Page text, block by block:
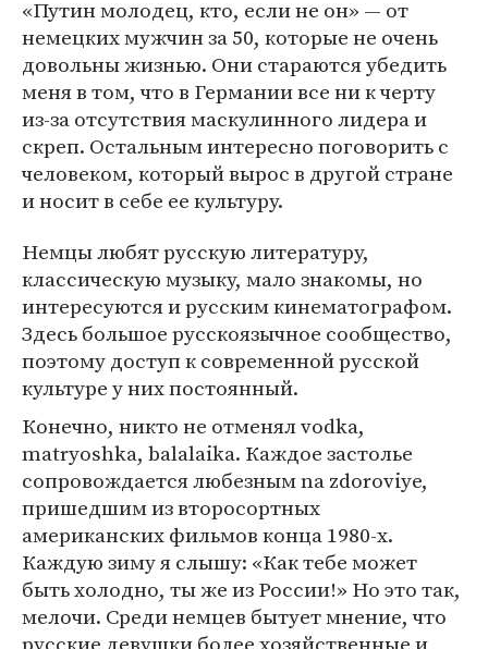
«Путин молодец, кто, если не он» — от
немецких мужчин за 50, которые не очень
довольны жизнью. Они стараются убедить
меня в том, что в Германии все ни к черту
из-за отсутствия маскулинного лидера и
скреп. Остальным интересно поговорить с
человеком, который вырос в другой стране
и носит в себе ее культуру.
Немцы любят русскую литературу,
классическую музыку, мало знакомы, но
интересуются и русским кинематографом.
Здесь большое русскоязычное сообщество,
поэтому доступ к современной русской
культуре у них постоянный.
Конечно, никто не отменял vodka,
matryoshka, balalaika. Каждое застолье
сопровождается любезным na zdoroviye,
пришедшим из второсортных
американских фильмов конца 1980-х.
Каждую зиму я слышу: «Как тебе может
быть холодно, ты же из России!» Но это так,
мелочи. Среди немцев бытует мнение, что